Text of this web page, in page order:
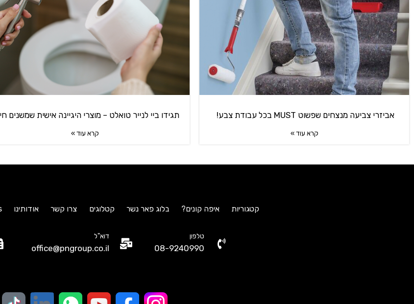
אביזרי צביעה מנצחים שפשוט MUST בכל עבודת צבע!
קרא עוד »
תגידו ביי לנייר טואלט – מוצרי היגיינה אישית שמשנים
קרא עוד »
קטגוריות איפה קונים? בלוג פאר נשר קטלוגים צרו קשר אודותינו
טלפון
08-9240990
דוא"ל
office@pngroup.co.il